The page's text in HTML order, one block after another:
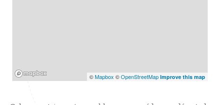
©Mapbox ©OpenStreetMap Improve this map